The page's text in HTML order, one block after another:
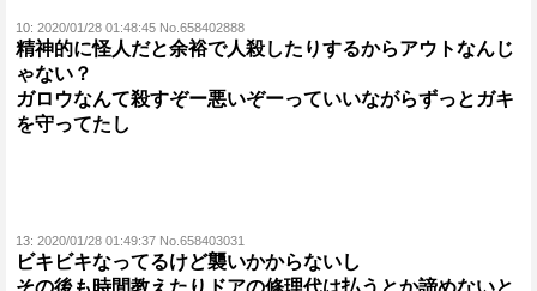
10: 2020/01/28 01:48:45 No.658402888
精神的に怪人だと余裕で人殺したりするからアウトなんじ
ゃない？
ガロウなんて殺すぞー悪いぞーっていいながらずっとガキ
を守ってたし
13: 2020/01/28 01:49:37 No.658403031
ビキビキなってるけど襲いかからないし
その後も時間教えたりドアの修理代は払うとか諦めないと